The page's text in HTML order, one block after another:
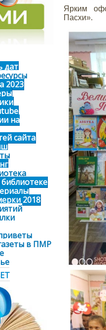
дат
2023
на
сайта
2018
в ПМР
Ярким
Пасхи».